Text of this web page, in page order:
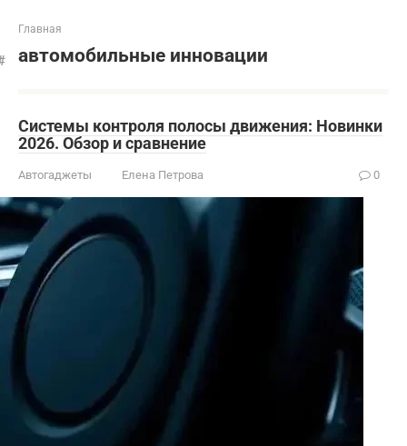
Главная
автомобильные инновации
Системы контроля полосы движения: Новинки
2026. Обзор и сравнение
Автогаджеты Елена Петрова 0